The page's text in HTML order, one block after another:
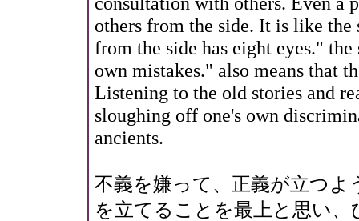
others from the side. It is like
from the side has eight eyes."
own mistakes." also means that
Listening to the old stories and
sloughing off one's own
ancients.
不義を嫌って、正義が立つ
を立てることを最上と思い